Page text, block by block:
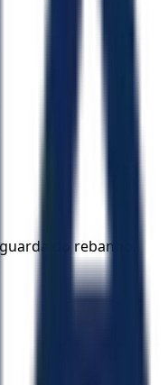
do rebanho.